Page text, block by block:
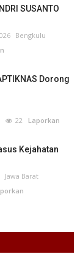
SUSANTO
Bengkulu
Dorong
22 Laporkan
Kejahatan
Jawa Barat